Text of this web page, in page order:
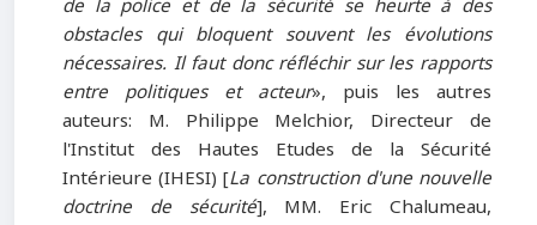
obstacles qui bloquent souvent les évolutions
nécessaires. Il faut donc réfléchir sur les rapports
entre politiques et acteur», puis les autres
auteurs: M. Philippe Melchior, Directeur de
l'Institut des Hautes Etudes de la Sécurité
Intérieure (IHESI) [La construction d'une nouvelle
doctrine de sécurité], MM. Eric Chalumeau,